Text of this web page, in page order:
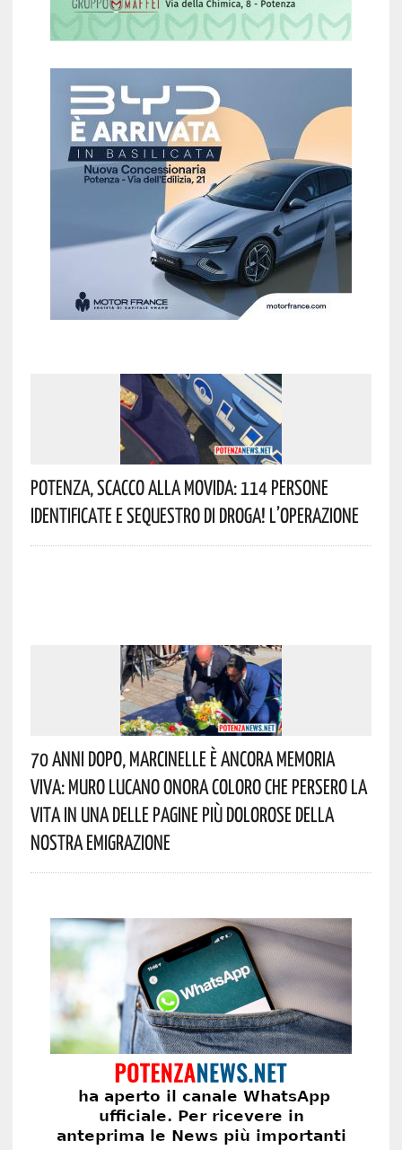
Potenza, Scacco Alla Movida: 114 Persone
Identificate E Sequestro Di Droga! L’operazione
70 Anni Dopo, Marcinelle È Ancora Memoria
Viva: Muro Lucano Onora Coloro Che Persero La
Vita In Una Delle Pagine Più Dolorose Della
Nostra Emigrazione